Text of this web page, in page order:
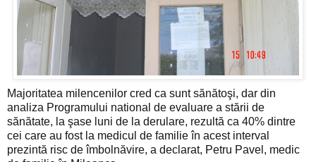
Majoritatea milencenilor cred ca sunt sănătoşi, dar din
analiza Programului national de evaluare a stării de
sănătate, la şase luni de la derulare, rezultă ca 40% dintre
cei care au fost la medicul de familie în acest interval
prezintă risc de îmbolnăvire, a declarat, Petru Pavel, medic